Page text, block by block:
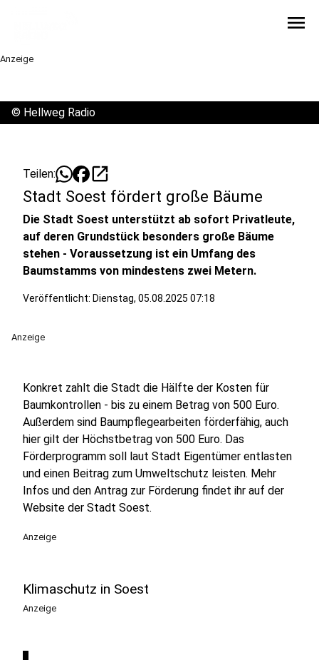
menu
Anzeige
© Hellweg Radio
Teilen: open_in_new
Stadt Soest fördert große Bäume
Die Stadt Soest unterstützt ab sofort Privatleute,
auf deren Grundstück besonders große Bäume
stehen - Voraussetzung ist ein Umfang des
Baumstamms von mindestens zwei Metern.
Veröffentlicht: Dienstag, 05.08.2025 07:18
Anzeige
Konkret zahlt die Stadt die Hälfte der Kosten für
Baumkontrollen - bis zu einem Betrag von 500 Euro.
Außerdem sind Baumpflegearbeiten förderfähig, auch
hier gilt der Höchstbetrag von 500 Euro. Das
Förderprogramm soll laut Stadt Eigentümer entlasten
und einen Beitrag zum Umweltschutz leisten. Mehr
Infos und den Antrag zur Förderung findet ihr auf der
Website der Stadt Soest.
Anzeige
Klimaschutz in Soest
Anzeige